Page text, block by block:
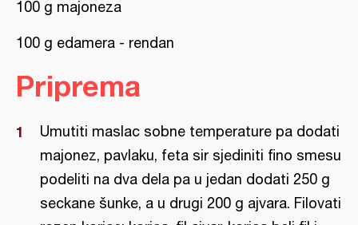
100 g majoneza
100 g edamera - rendan
Priprema
Umutiti maslac sobne temperature pa dodati
majonez, pavlaku, feta sir sjediniti fino smesu
podeliti na dva dela pa u jedan dodati 250 g
seckane šunke, a u drugi 200 g ajvara. Filovati